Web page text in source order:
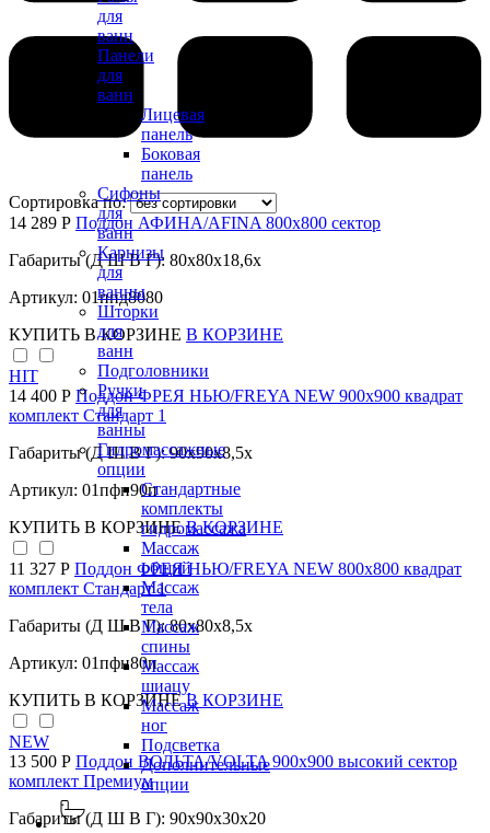
для
ванн
Панели
для
ванн
Лицевая
панель
Боковая
панель
Сифоны
для
ванн
Карнизы
для
ванны
Шторки
для
ванн
Подголовники
Ручки
для
ванны
Гидромассажные
опции
Стандартные
комплекты
гидромассажа
Массаж
общий
Массаж
тела
Массаж
спины
Массаж
шиацу
Массаж
ног
Подсветка
Дополнительные
опции
Сортировка по:
14 289 Р Поддон АФИНА/AFINA 800х800 сектор
Габариты (Д Ш В Г): 80x80x18,6x
Артикул: 01ппд8080
КУПИТЬ В КОРЗИНЕ В КОРЗИНЕ
HIT
14 400 Р Поддон ФРЕЯ НЬЮ/FREYA NEW 900х900 квадрат
комплект Стандарт 1
Габариты (Д Ш В Г): 90x90x8,5x
Артикул: 01пфн90п
КУПИТЬ В КОРЗИНЕ В КОРЗИНЕ
11 327 Р Поддон ФРЕЯ НЬЮ/FREYA NEW 800х800 квадрат
комплект Стандарт 1
Габариты (Д Ш В Г): 80x80x8,5x
Артикул: 01пфн80п
КУПИТЬ В КОРЗИНЕ В КОРЗИНЕ
NEW
13 500 Р Поддон ВОЛЬТА/VOLTA 900х900 высокий сектор
комплект Премиум
Габариты (Д Ш В Г): 90x90x30x20